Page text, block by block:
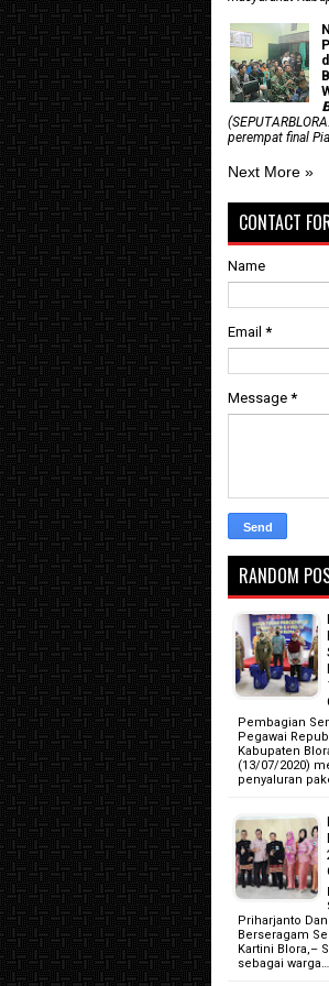
perempat final
Next More »
CONTACT
Name
Email *
Message *
RANDOM
Pembagian
Pegawai
Kabupaten
(13/07/2020)
penyaluran
Priharjanto Dan
Berseragam
Kartini Blora,–
sebagai warga…